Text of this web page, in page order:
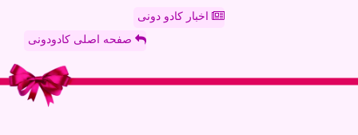
اخبار کادو دونی
صفحه اصلی کادودونی